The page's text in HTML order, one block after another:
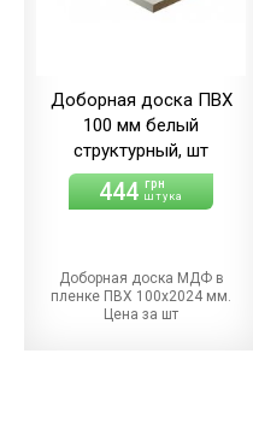
Доборная доска ПВХ
100 мм белый
структурный, шт
444 грн
штука
Доборная доска МДФ в
пленке ПВХ 100х2024 мм.
Цена за шт